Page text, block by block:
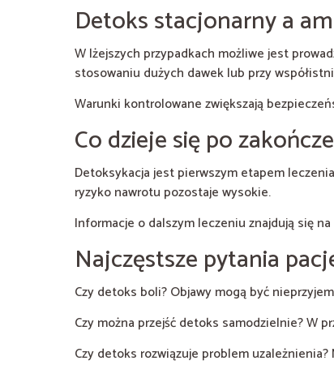
Detoks stacjonarny a
W lżejszych przypadkach możliwe jest
stosowaniu dużych dawek lub przy
Warunki kontrolowane zwiększają
Co dzieje się po
Detoksykacja jest pierwszym etapem
ryzyko nawrotu pozostaje wysokie.
Informacje o dalszym leczeniu znajdują się
Najczęstsze pytania
Czy detoks boli? Objawy mogą być
Czy można przejść detoks samodzielnie? W
Czy detoks rozwiązuje problem